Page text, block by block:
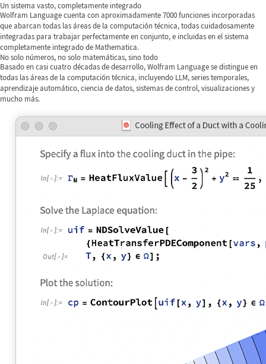
Un sistema vasto, completamente integrado
Wolfram Language cuenta con aproximadamente 7000 funciones incorporadas
que abarcan todas las áreas de la computación técnica, todas cuidadosamente
integradas para trabajar perfectamente en conjunto, e incluidas en el sistema
completamente integrado de Mathematica.
No solo números, no solo matemáticas, sino todo
Basado en casi cuatro décadas de desarrollo, Wolfram Language se distingue en
todas las áreas de la computación técnica, incluyendo LLM, series temporales,
aprendizaje automático, ciencia de datos, sistemas de control, visualizaciones y
mucho más.